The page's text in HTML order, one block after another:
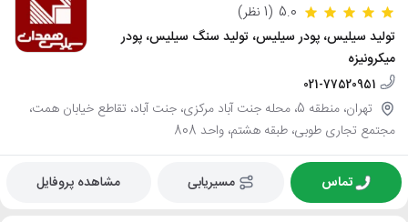
5.0 (1 نظر)
تولید سیلیس، پودر سیلیس، تولید سنگ سیلیس، پودر
میکرونیزه
021-77520951
تهران، منطقه 5، محله جنت آباد مرکزی، جنت آباد، تقاطع خیابان همت،
مجتمع تجاری طوبی، طبقه هشتم، واحد 808
تماس مسیریابی مشاهده پروفایل